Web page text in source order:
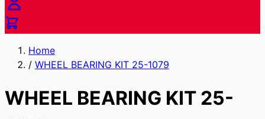
Cart
Home
/ WHEEL BEARING KIT 25-1079
WHEEL BEARING KIT 25-